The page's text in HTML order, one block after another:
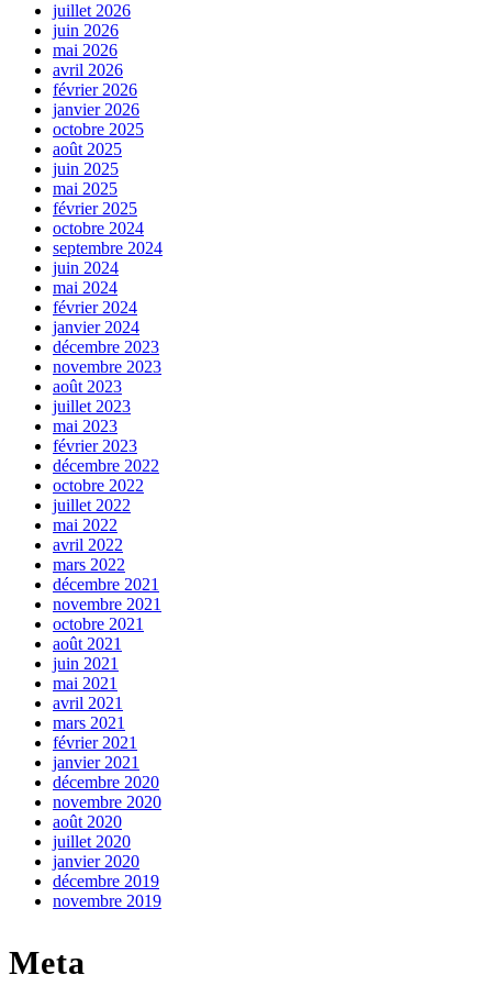
juillet 2026
juin 2026
mai 2026
avril 2026
février 2026
janvier 2026
octobre 2025
août 2025
juin 2025
mai 2025
février 2025
octobre 2024
septembre 2024
juin 2024
mai 2024
février 2024
janvier 2024
décembre 2023
novembre 2023
août 2023
juillet 2023
mai 2023
février 2023
décembre 2022
octobre 2022
juillet 2022
mai 2022
avril 2022
mars 2022
décembre 2021
novembre 2021
octobre 2021
août 2021
juin 2021
mai 2021
avril 2021
mars 2021
février 2021
janvier 2021
décembre 2020
novembre 2020
août 2020
juillet 2020
janvier 2020
décembre 2019
novembre 2019
Meta